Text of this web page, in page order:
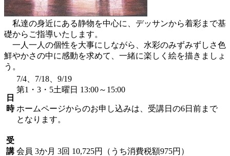
私達の身近にある静物を中心に、デッサンから着彩まで基
礎からご指導いたします。
一人一人の個性を大事にしながら、水彩のみずみずしさ色
鮮やかさの中に感動を求めて、一緒に楽しく絵を描きましょ
う。
日
時
7/4、7/18、9/19
第1・3・5土曜日 13:00～15:00
ホームページからのお申し込みは、受講日の6日前まで
となります。
受
講 会員 3か月 3回 10,725円（うち消費税額975円）